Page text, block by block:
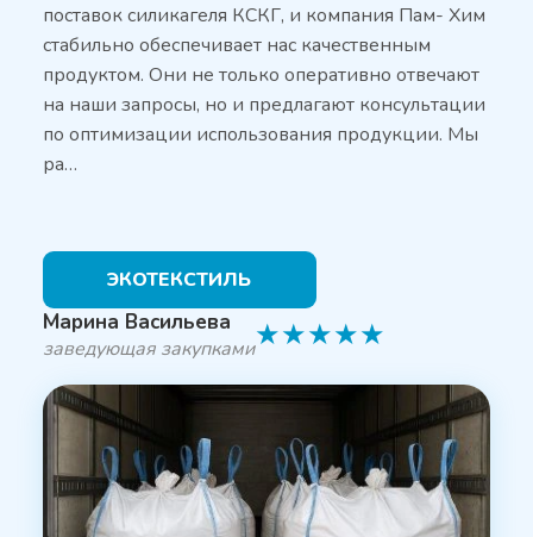
поставок силикагеля КСКГ, и компания Пам- Хим
стабильно обеспечивает нас качественным
продуктом. Они не только оперативно отвечают
на наши запросы, но и предлагают консультации
по оптимизации использования продукции. Мы
ра…
ЭКОТЕКСТИЛЬ
Марина Васильева
заведующая закупками★★★★★